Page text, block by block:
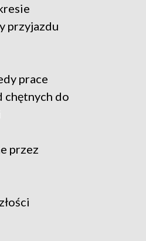
przyjazdu
prace
chętnych do
przez